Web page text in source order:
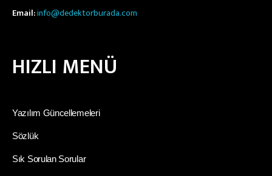
Email:info@dedektorburada.com
HIZLI MENÜ
Yazılım Güncellemeleri
Sözlük
Sık Sorulan Sorular